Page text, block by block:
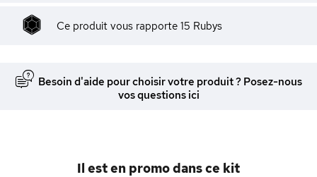
Ce produit vous rapporte 15 Rubys
Besoin d'aide pour choisir votre produit ? Posez-nous
vos questions ici
Il est en promo dans ce kit